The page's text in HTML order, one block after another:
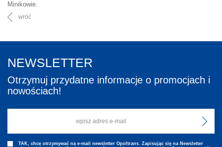
Minikowie.
wróć
NEWSLETTER
Otrzymuj przydatne informacje o promocjach i
nowościach!
TAK, chcę otrzymywać na e-mail newsletter Opoltrans. Zapisując się na Newsletter